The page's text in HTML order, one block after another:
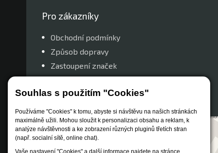
Souhlas s použitím "Cookies"
Používáme "Cookies" k tomu, abyste si návštěvu na našich stránkách
maximálně užili. Mohou sloužit k personalizaci obsahu a reklam, k
analýze návštěvnosti a ke zobrazení různých pluginů třetích stran
(např. socialní sítě, online chat).
Vaše nastavení "Cookies" a další informace najdete na stránce
Pro zákazníky
Obchodní podmínky
Způsob dopravy
Zastoupení značek
Reklamační řád
Nastavení soukromí